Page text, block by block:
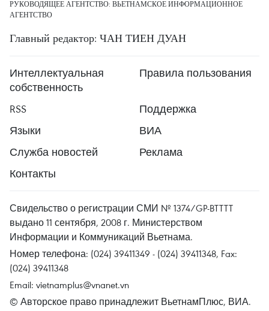
РУКОВОДЯЩЕЕ АГЕНТСТВО: ВЬЕТНАМСКОЕ ИНФОРМАЦИОННОЕ
АГЕНТСТВО
Главный редактор: ЧАН ТИЕН ДУАН
Интеллектуальная
собственность
Правила пользования
RSS
Поддержка
Языки
ВИА
Служба новостей
Реклама
Контакты
Свидельство о регистрации СМИ № 1374/GP-BTTTT
выдано 11 сентября, 2008 г. Министерством
Информации и Коммуникаций Вьетнама.
Номер телефона: (024) 39411349 - (024) 39411348, Fax:
(024) 39411348
Email: vietnamplus@vnanet.vn
© Авторское право принадлежит ВьетнамПлюс, ВИА.